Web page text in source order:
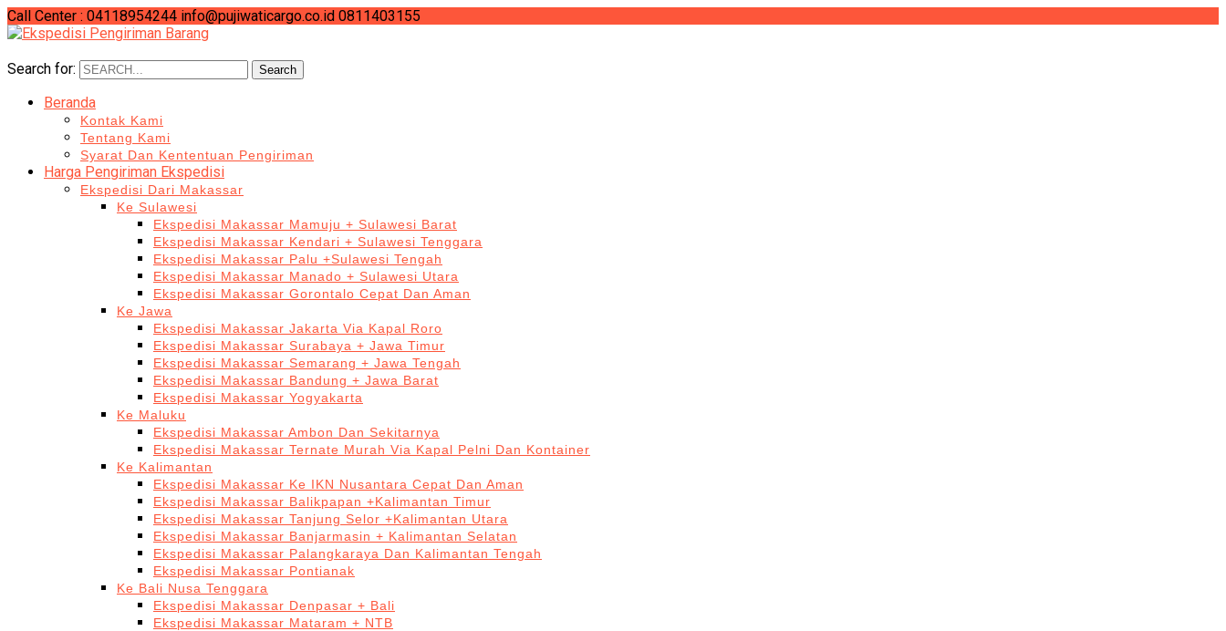
Call Center : 04118954244 info@pujiwaticargo.co.id 0811403155
Search for: Search
Beranda
Kontak Kami
Tentang Kami
Syarat Dan Kententuan Pengiriman
Harga Pengiriman Ekspedisi
Ekspedisi Dari Makassar
Ke Sulawesi
Ekspedisi Makassar Mamuju + Sulawesi Barat
Ekspedisi Makassar Kendari + Sulawesi Tenggara
Ekspedisi Makassar Palu +Sulawesi Tengah
Ekspedisi Makassar Manado + Sulawesi Utara
Ekspedisi Makassar Gorontalo Cepat Dan Aman
Ke Jawa
Ekspedisi Makassar Jakarta Via Kapal Roro
Ekspedisi Makassar Surabaya + Jawa Timur
Ekspedisi Makassar Semarang + Jawa Tengah
Ekspedisi Makassar Bandung + Jawa Barat
Ekspedisi Makassar Yogyakarta
Ke Maluku
Ekspedisi Makassar Ambon Dan Sekitarnya
Ekspedisi Makassar Ternate Murah Via Kapal Pelni Dan Kontainer
Ke Kalimantan
Ekspedisi Makassar Ke IKN Nusantara Cepat Dan Aman
Ekspedisi Makassar Balikpapan +Kalimantan Timur
Ekspedisi Makassar Tanjung Selor +Kalimantan Utara
Ekspedisi Makassar Banjarmasin + Kalimantan Selatan
Ekspedisi Makassar Palangkaraya Dan Kalimantan Tengah
Ekspedisi Makassar Pontianak
Ke Bali Nusa Tenggara
Ekspedisi Makassar Denpasar + Bali
Ekspedisi Makassar Mataram + NTB